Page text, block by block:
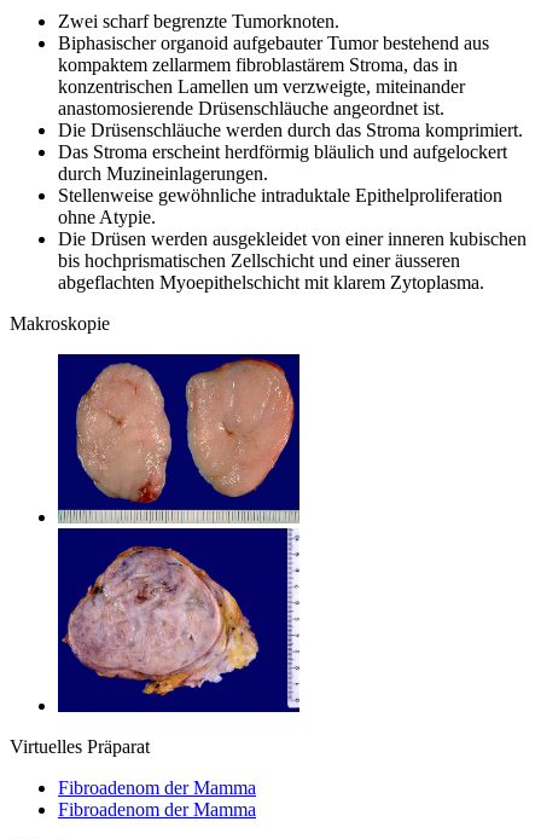
Zwei scharf begrenzte Tumorknoten.
Biphasischer organoid aufgebauter Tumor bestehend aus
kompaktem zellarmem fibroblastärem Stroma, das in
konzentrischen Lamellen um verzweigte, miteinander
anastomosierende Drüsenschläuche angeordnet ist.
Die Drüsenschläuche werden durch das Stroma komprimiert.
Das Stroma erscheint herdförmig bläulich und aufgelockert
durch Muzineinlagerungen.
Stellenweise gewöhnliche intraduktale Epithelproliferation
ohne Atypie.
Die Drüsen werden ausgekleidet von einer inneren kubischen
bis hochprismatischen Zellschicht und einer äusseren
abgeflachten Myoepithelschicht mit klarem Zytoplasma.
Makroskopie
Virtuelles Präparat
Fibroadenom der Mamma
Fibroadenom der Mamma